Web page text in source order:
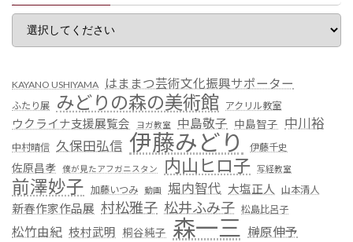
KAYANO USHIYAMA はままつ芸術文化振興サポーター
ふたり展 みどりの森の美術館 アクリル教室
ウクライナ支援展覧会 ヨガ教室 中島敬子 中島智子 中川裕
中村晴信 久保田弘信 伊藤みどり 伊藤千史
佐原昌孝 僕が見たアフガニスタン 内山ヒロ子 写経教室
前澤妙子 加藤いつみ 動画 堀内智代 大塩正人 山本清人
新春作家作品展 村松雅子 松井ふみ子 松島比呂子
松竹由紀 枝村武明 桐谷純子 森一三 榊原伸予